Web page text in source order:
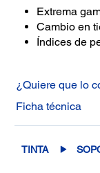
Extrema
Cambio en
Índices de
¿Quiere que lo
Ficha técnica
TINTA